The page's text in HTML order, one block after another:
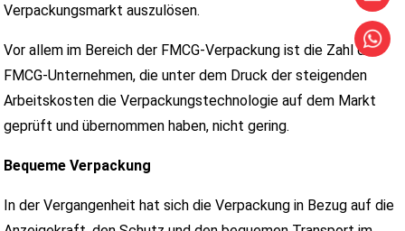
Verpackungsmarkt auszulösen.
Vor allem im Bereich der FMCG-Verpackung ist die Zahl der
FMCG-Unternehmen, die unter dem Druck der steigenden
Arbeitskosten die Verpackungstechnologie auf dem Markt
geprüft und übernommen haben, nicht gering.
Bequeme Verpackung
In der Vergangenheit hat sich die Verpackung in Bezug auf die